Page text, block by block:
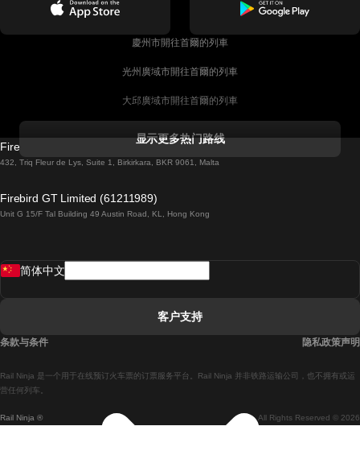
慶州市開往首爾的列車
光州廣域市開往首爾的列車
大邱廣域市開往首爾的列車
都柏林開往戈尔韦的列車
羅馬開往拿坡里的列車
馬德里開往巴塞罗那的列車
显示更多热门路线
Firebird GT Limited (OC 1451)
432, Triq Fleur de Lys, Suite 1, Birkirkara, BKR 9061, Malta
Firebird GT Limited (61211989)
Unit G 15/F Tal Building 49 Austin Road, KL, Hong Kong
Rail Ninja ® All Rights Reserved © 2026
Rail Ninja 是一个用于在线预订火车票的订票服务平台。Rail Ninja 并非铁路运输公司，也不拥有或运
营任何列车。
简体中文
客户支持
条款与条件 隐私政策声明